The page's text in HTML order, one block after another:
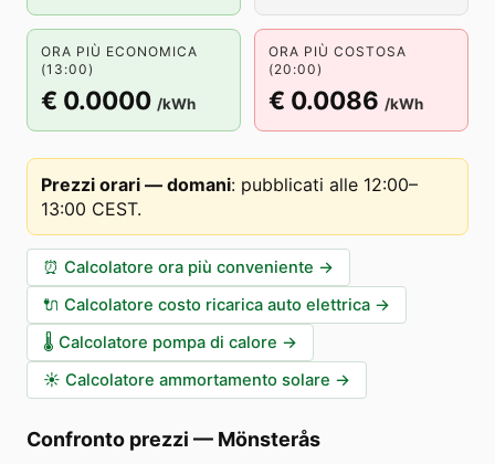
ORA PIÙ ECONOMICA
(13:00)
€ 0.0000 /kWh
ORA PIÙ COSTOSA
(20:00)
€ 0.0086 /kWh
Prezzi orari — domani: pubblicati alle 12:00–
13:00 CEST.
⏰ Calcolatore ora più conveniente →
🔌 Calcolatore costo ricarica auto elettrica →
🌡️ Calcolatore pompa di calore →
☀️ Calcolatore ammortamento solare →
Confronto prezzi — Mönsterås